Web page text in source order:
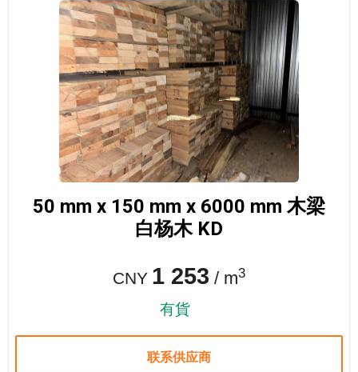
50 mm x 150 mm x 6000 mm 木梁
白杨木 KD
CNY 1 253 / m3
有貨
联系供应商